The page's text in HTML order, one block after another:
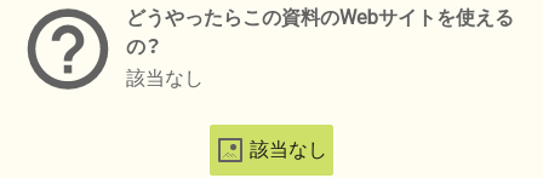
どうやったらこの資料のWebサイトを使える
の？
該当なし
該当なし